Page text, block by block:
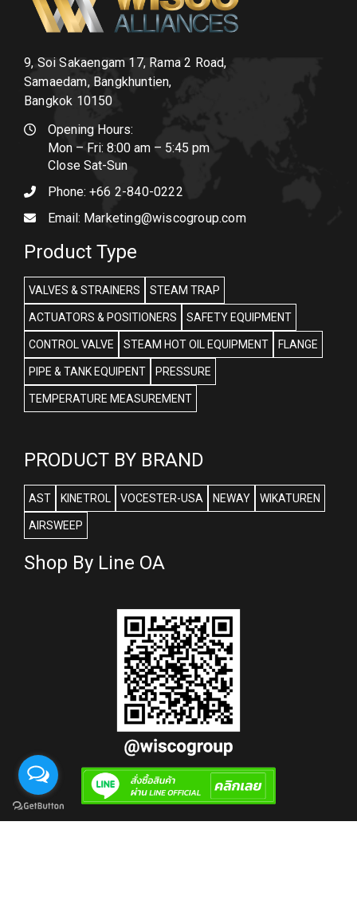
9, Soi Sakaengam 17, Rama 2 Road,
Samaedam, Bangkhuntien,
Bangkok 10150
Opening Hours:
Mon – Fri: 8:00 am – 5:45 pm
Close Sat-Sun
Phone: +66 2-840-0222
Email: Marketing@wiscogroup.com
Product Type
VALVES & STRAINERS STEAM TRAP
ACTUATORS & POSITIONERS SAFETY EQUIPMENT
CONTROL VALVE STEAM HOT OIL EQUIPMENT FLANGE
PIPE & TANK EQUIPENT PRESSURE
TEMPERATURE MEASUREMENT
PRODUCT BY BRAND
AST KINETROL VOCESTER-USA NEWAY WIKATUREN
AIRSWEEP
Shop By Line OA